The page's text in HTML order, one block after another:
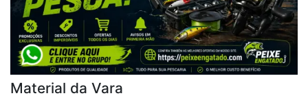
Material da Vara